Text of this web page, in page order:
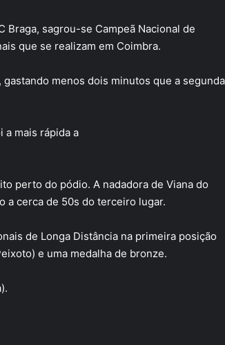
Braga, sagrou-se Campeã Nacional de
que se realizam em Coimbra.
menos dois minutos que a segunda
a mais rápida a
perto do pódio. A nadadora de Viana do
a cerca de 50s do terceiro lugar.
de Longa Distância na primeira posição
e uma medalha de bronze.